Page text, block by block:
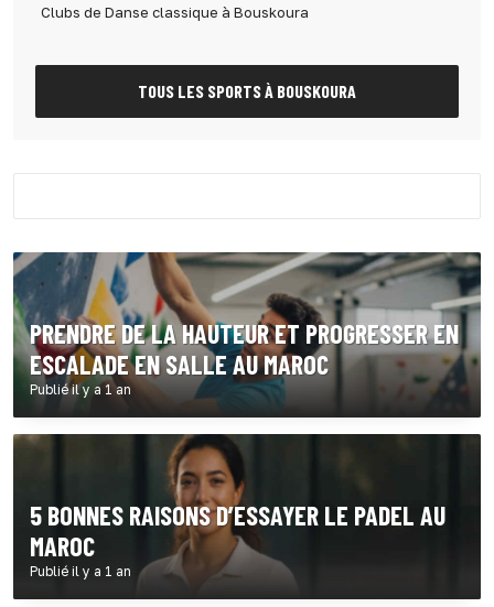
Clubs de Danse classique à Bouskoura
TOUS LES SPORTS À BOUSKOURA
PRENDRE DE LA HAUTEUR ET PROGRESSER EN
ESCALADE EN SALLE AU MAROC
Publié il y a 1 an
5 BONNES RAISONS D’ESSAYER LE PADEL AU
MAROC
Publié il y a 1 an